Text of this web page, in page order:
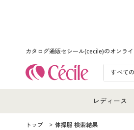
カタログ通販セシール(cecile)のオンラ
レディース
レディース通
トップ 体操服 検索結果